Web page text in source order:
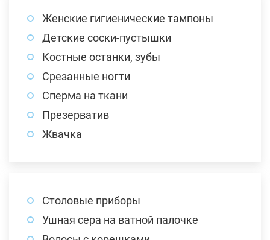
Женские гигиенические тампоны
Детские соски-пустышки
Костные останки, зубы
Срезанные ногти
Сперма на ткани
Презерватив
Жвачка
Столовые приборы
Ушная сера на ватной палочке